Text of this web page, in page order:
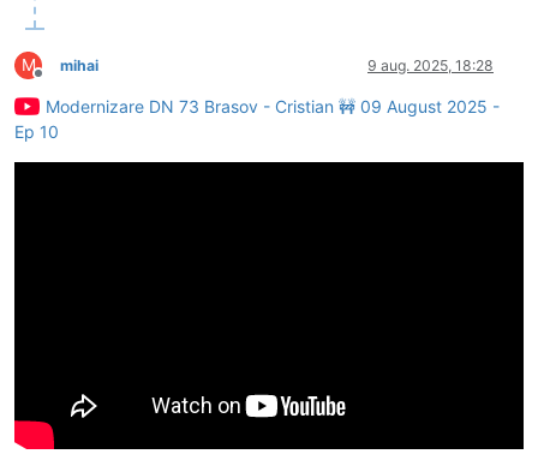
M
Deconectat
mihai 9 aug. 2025, 18:28
Modernizare DN 73 Brasov - Cristian 🚧 09 August 2025 -
Ep 10